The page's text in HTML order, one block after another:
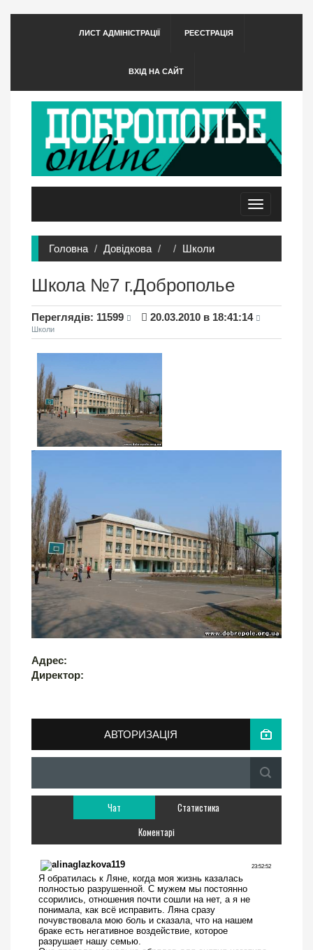
ЛИСТ АДМІНІСТРАЦІЇ РЕЄСТРАЦІЯ
ВХІД НА САЙТ
Toggle
navigation
Головна Довідкова Школи
Школа №7 г.Доброполье
Переглядiв: 11599 20.03.2010 в 18:41:14
Школи
Адрес:
Директор:
АВТОРИЗАЦІЯ
Чат
Статистика
Коментарі